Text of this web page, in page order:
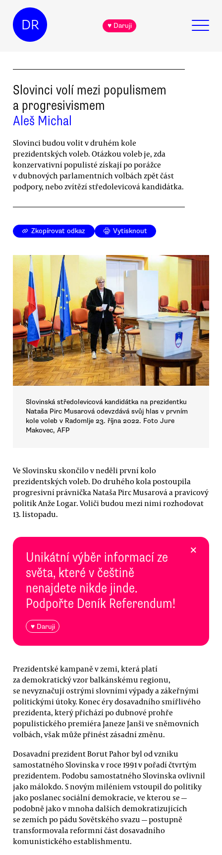
DR ♥ Daruji
Slovinci volí mezi populismem
a progresivismem
Aleš Michal
Slovinci budou volit v druhém kole
prezidentských voleb. Otázkou voleb je, zda
konzervativní populisté získají po porážce
v dubnových parlamentních volbách zpět část
podpory, nebo zvítězí středolevicová kandidátka.
Zkopírovat odkaz Vytisknout
Slovinská středolevicová kandidátka na prezidentku
Nataša Pirc Musarová odevzdává svůj hlas v prvním
kole voleb v Radomlje 23. října 2022. Foto Jure
Makovec, AFP
Ve Slovinsku skončilo v neděli první kolo
prezidentských voleb. Do druhého kola postoupila
progresivní právnička Nataša Pirc Musarová a pravicový
politik Anže Logar. Voliči budou mezi nimi rozhodovat
13. listopadu.
Unikátní výběr informací ze
světa, které v češtině
nenajdete nikde jinde.
Podpořte Deník Referendum!
♥ Daruji
×
Prezidentské kampaně v zemi, která platí
za demokratický vzor balkánskému regionu,
se nevyznačují ostrými slovními výpady a zákeřnými
politickými útoky. Konec éry dosavadního smířlivého
prezidenta, který přichází po dubnové prohře
populistického premiéra Janeze Janši ve sněmovních
volbách, však může přinést zásadní změnu.
Dosavadní prezident Borut Pahor byl od vzniku
samostatného Slovinska v roce 1991 v pořadí čtvrtým
prezidentem. Podobu samostatného Slovinska ovlivnil
jako málokdo. S novým miléniem vstoupil do politiky
jako poslanec sociální demokracie, ve kterou se —
podobně jako v mnoha dalších demokratizujících
se zemích po pádu Sovětského svazu — postupně
transformovala reformní část dosavadního
komunistického establishmentu.